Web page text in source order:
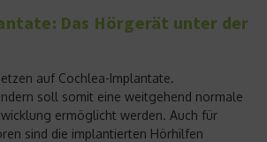
Das Hörgerät unter der
auf Cochlea-Implantate.
soll somit eine weitgehend normale
ermöglicht werden. Auch für
sind die implantierten Hörhilfen